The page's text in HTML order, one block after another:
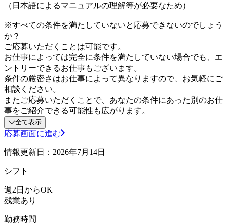
（日本語によるマニュアルの理解等が必要なため）
※すべての条件を満たしていないと応募できないのでしょう
か？
ご応募いただくことは可能です。
お仕事によっては完全に条件を満たしていない場合でも、エ
ントリーできるお仕事もございます。
条件の厳密さはお仕事によって異なりますので、お気軽にご
相談ください。
またご応募いただくことで、あなたの条件にあった別のお仕
事をご紹介できる可能性も広がります。
全て表示
応募画面に進む
情報更新日：2026年7月14日
シフト
週2日からOK
残業あり
勤務時間